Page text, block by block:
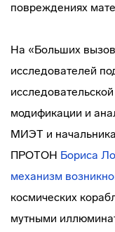
повреждениях
На «Больших
исследователей
модификации и
МИЭТ и
ПРОТОН Бориса
механизм
космических
мутными